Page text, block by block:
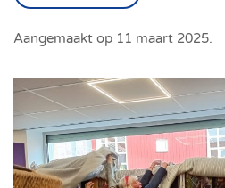
Aangemaakt op 11 maart 2025.